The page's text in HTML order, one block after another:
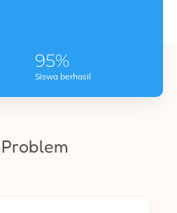
95%
Siswa berhasil